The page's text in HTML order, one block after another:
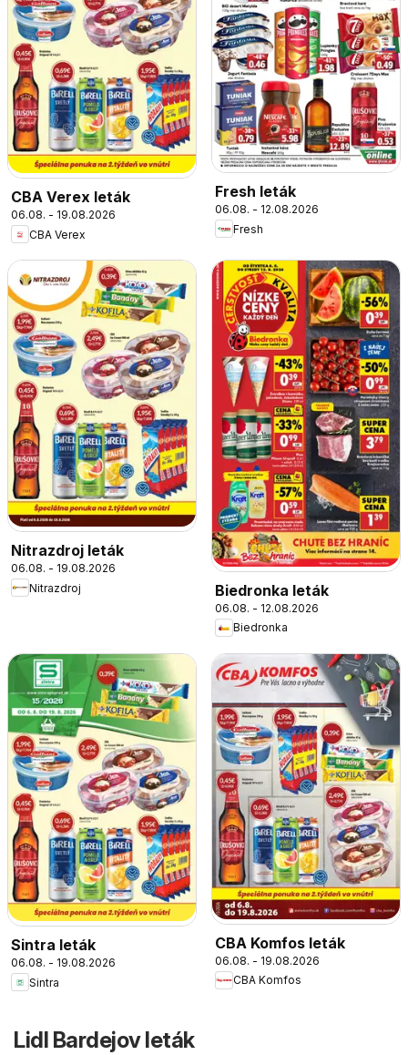
CBA Verex leták
06.08. - 19.08.2026
CBA Verex
Fresh leták
06.08. - 12.08.2026
Fresh
Nitrazdroj leták
06.08. - 19.08.2026
Nitrazdroj
Biedronka leták
06.08. - 12.08.2026
Biedronka
Sintra leták
06.08. - 19.08.2026
Sintra
CBA Komfos leták
06.08. - 19.08.2026
CBA Komfos
Lidl Bardejov leták